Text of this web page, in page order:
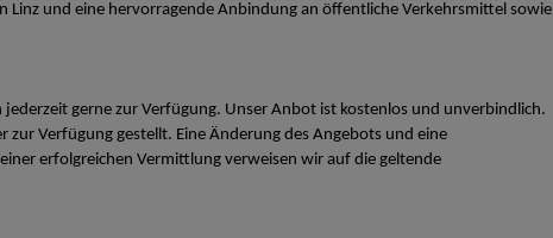
Linz und eine hervorragende Anbindung an öffentliche Verkehrsmittel sowie
gerne zur Verfügung. Unser Anbot ist kostenlos und unverbindlich.
Verfügung gestellt. Eine Änderung des Angebots und eine
erfolgreichen Vermittlung verweisen wir auf die geltende